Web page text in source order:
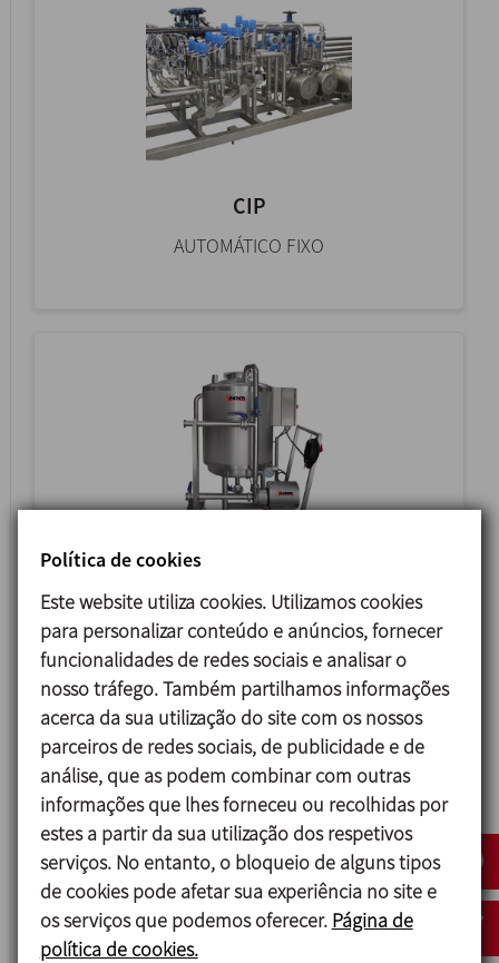
CIP
AUTOMÁTICO FIXO
ESTAÇÃO CIP MÓVEL MANUAL
Política de cookies
Este website utiliza cookies. Utilizamos cookies
para personalizar conteúdo e anúncios, fornecer
funcionalidades de redes sociais e analisar o
nosso tráfego. Também partilhamos informações
acerca da sua utilização do site com os nossos
parceiros de redes sociais, de publicidade e de
análise, que as podem combinar com outras
informações que lhes forneceu ou recolhidas por
estes a partir da sua utilização dos respetivos
serviços. No entanto, o bloqueio de alguns tipos
de cookies pode afetar sua experiência no site e
os serviços que podemos oferecer. Página de
política de cookies.